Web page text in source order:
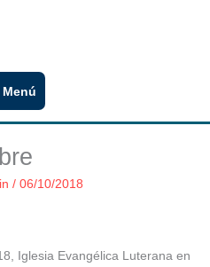
Menú
/ 06/10/2018
Iglesia Evangélica Luterana en